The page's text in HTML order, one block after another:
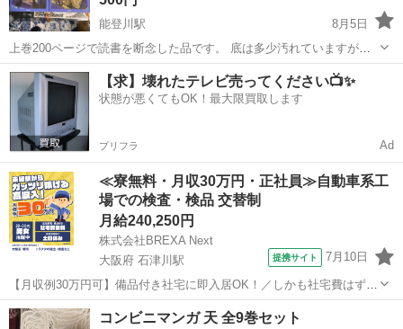
能登川駅
8月5日
上巻200ページで読書を断念した品です。 底は多少汚れていますが、
２０年前の品としてはキレイな品です。 「ハリーポッタークイズ
1000」は賢者の石から炎のゴブレットまでのクイズが1000個収録され
ています。状態は良くない...
滋賀 東近江市 能登川駅 文芸 読書感想文
【求】壊れたテレビ売ってください📺✨
状態が悪くてもOK！最大限買取します
プリフラ Ad
≪寮無料・月収30万円・正社員≫自動車系工
場での検査・検品 交替制
月給240,250円
株式会社BREXA Next
大阪府 石津川駅
提携サイト 7月10日
【月収例30万円可】備品付き社宅に即入居OK！／しかも社宅費はずっ
と無料♪／トラクタ本体の製造／資格経験不問★異業種からの転職活躍
中！／赴任旅費会社負担／工場まで無料送迎あり◎《大阪府堺市》 人
大阪 堺市 石津川駅 その他
コンビニマンガ 天 全9巻セット